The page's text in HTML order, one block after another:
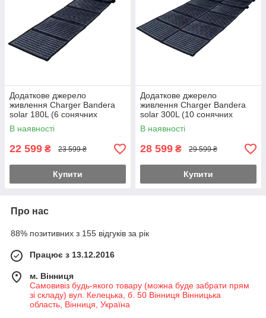
Додаткове джерело
живлення Charger Bandera
solar 180L (6 сонячних
панелей)
В наявності
22 599 ₴ 23 599 ₴
Купити
Додаткове джерело
живлення Charger Bandera
solar 300L (10 сонячних
панелей)
В наявності
28 599 ₴ 29 599 ₴
Купити
Про нас
88% позитивних з 155 відгуків за рік
Працює з 13.12.2016
м. Вінниця
Самовивіз будь-якого товару (можна буде забрати прям
зі складу) вул. Келецька, б. 50 Вінниця Вінницька
область, Вінниця, Україна